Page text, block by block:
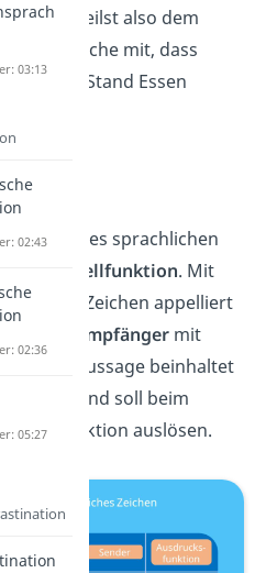
„. Du teilst also dem
die Tatsache mit, dass
Imbiss-Stand Essen
des sprachlichen
Appellfunktion. Mit
Zeichen appelliert
Empfängermit
. Jede Aussage beinhaltet
und soll beim
eine Reaktion auslösen.
03:13
02:43
02:36
05:27